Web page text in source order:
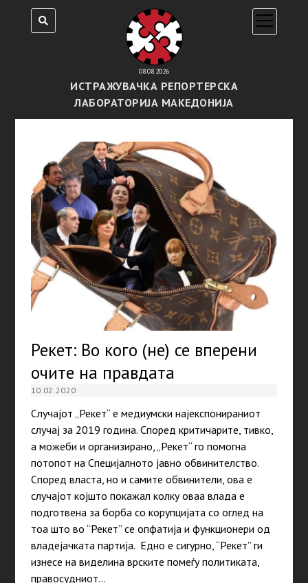
08.08.2026
ИСТРАЖУВАЧКА РЕПОРТЕРСКА
ЛАБОРАТОРИЈА МАКЕДОНИЈА
open
menu
Рекет: Во кого (не) се вперени
очите на правдата
10.02.2020
Случајот „Рекет“ е медиумски најекспонираниот
случај за 2019 година. Според критичарите, тивко,
а можеби и организирано, „Рекет“ го помогна
потопот на Специјалното јавно обвинителство.
Според власта, но и самите обвинители, ова е
случајот којшто покажал колку оваа влада е
подготвена за борба со корупцијата со оглед на
тоа што во “Рекет” се опфатија и функционери од
владејачката партија. Едно е сигурно, “Рекет” ги
изнесе на виделина врските помеѓу политиката,
правосудниот…